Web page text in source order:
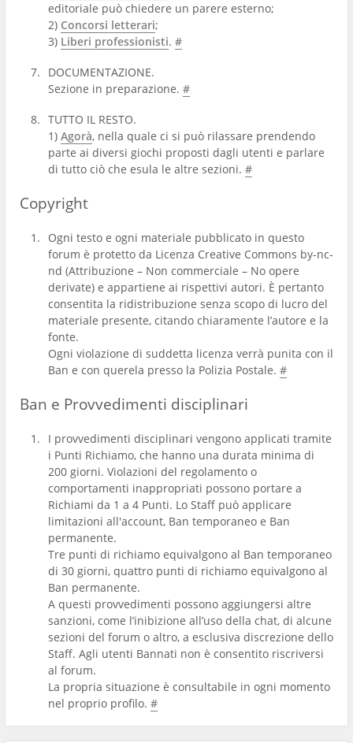
editoriale può chiedere un parere esterno;
2) Concorsi letterari;
3) Liberi professionisti. #
DOCUMENTAZIONE.
Sezione in preparazione. #
TUTTO IL RESTO.
1) Agorà, nella quale ci si può rilassare prendendo
parte ai diversi giochi proposti dagli utenti e parlare
di tutto ciò che esula le altre sezioni. #
Copyright
Ogni testo e ogni materiale pubblicato in questo
forum è protetto da Licenza Creative Commons by-nc-
nd (Attribuzione – Non commerciale – No opere
derivate) e appartiene ai rispettivi autori. È pertanto
consentita la ridistribuzione senza scopo di lucro del
materiale presente, citando chiaramente l’autore e la
fonte.
Ogni violazione di suddetta licenza verrà punita con il
Ban e con querela presso la Polizia Postale. #
Ban e Provvedimenti disciplinari
I provvedimenti disciplinari vengono applicati tramite
i Punti Richiamo, che hanno una durata minima di
200 giorni. Violazioni del regolamento o
comportamenti inappropriati possono portare a
Richiami da 1 a 4 Punti. Lo Staff può applicare
limitazioni all'account, Ban temporaneo e Ban
permanente.
Tre punti di richiamo equivalgono al Ban temporaneo
di 30 giorni, quattro punti di richiamo equivalgono al
Ban permanente.
A questi provvedimenti possono aggiungersi altre
sanzioni, come l’inibizione all’uso della chat, di alcune
sezioni del forum o altro, a esclusiva discrezione dello
Staff. Agli utenti Bannati non è consentito riscriversi
al forum.
La propria situazione è consultabile in ogni momento
nel proprio profilo. #